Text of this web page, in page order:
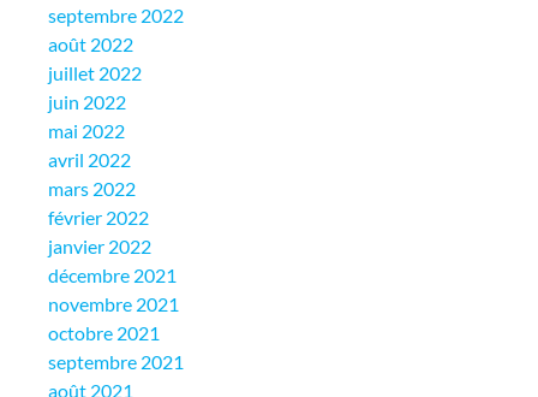
septembre 2022
août 2022
juillet 2022
juin 2022
mai 2022
avril 2022
mars 2022
février 2022
janvier 2022
décembre 2021
novembre 2021
octobre 2021
septembre 2021
août 2021